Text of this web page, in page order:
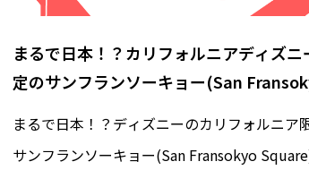
ロラツアー体験記: −15℃
た日本食 日清カップヌー
アメリカの寿司ビ
司と回転寿司の間
まるで日本！？カリフォルニアディズニ
定のサンフランソーキョー(San
まるで日本！？ディズニーのカリフォルニア
サンフランソーキョー(San Fransokyo